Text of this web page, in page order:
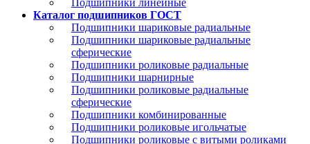
Подшипники линейные
Каталог подшипников ГОСТ
Подшипники шариковые радиальные
Подшипники шариковые радиальные
сферические
Подшипники роликовые радиальные
Подшипники шарнирные
Подшипники роликовые радиальные
сферические
Подшипники комбинированные
Подшипники роликовые игольчатые
Подшипники роликовые с витыми роликами